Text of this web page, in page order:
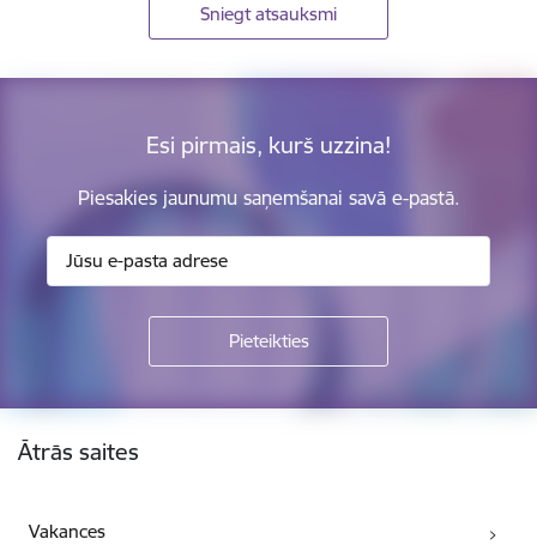
Sniegt atsauksmi
Esi pirmais, kurš uzzina!
Piesakies jaunumu saņemšanai savā e-pastā.
Kājene
Ātrās saites
Vakances